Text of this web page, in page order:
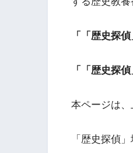
「「歴史探
「「歴史探
本ページは、
「歴史探偵